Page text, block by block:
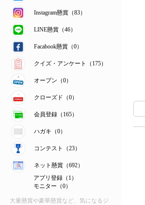
Instagram懸賞（83）
LINE懸賞（46）
Facabook懸賞（0）
クイズ・アンケート（175）
オープン（0）
クローズド（0）
会員登録（165）
ハガキ（0）
コンテスト（23）
ネット懸賞（692）
アプリ登録（1）
モニター（0）
大量懸賞や豪華懸賞など、気になるジ